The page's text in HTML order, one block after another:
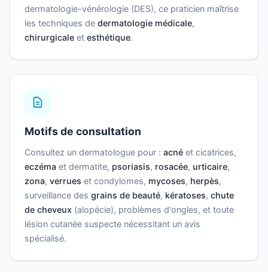
dermatologie-vénérologie (DES), ce praticien maîtrise
les techniques de dermatologie médicale,
chirurgicale et esthétique.
Motifs de consultation
Consultez un dermatologue pour : acné et cicatrices,
eczéma et dermatite, psoriasis, rosacée, urticaire,
zona, verrues et condylomes, mycoses, herpès,
surveillance des grains de beauté, kératoses, chute
de cheveux (alopécie), problèmes d'ongles, et toute
lésion cutanée suspecte nécessitant un avis
spécialisé.